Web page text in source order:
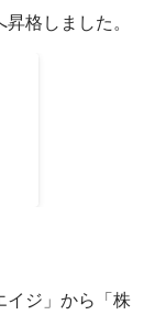
格しました。
イジ」から「株